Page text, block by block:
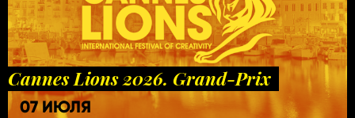
Cannes Lions 2026. Grand-Prix
07 ИЮЛЯ